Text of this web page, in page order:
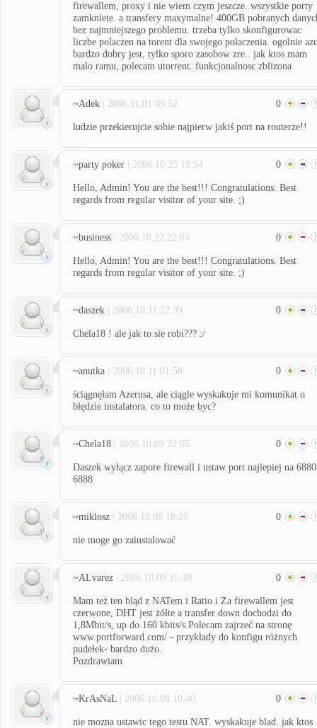
firewallem, proxy i nie wiem czym jeszcze..wszystkie porty
zamkniete. a transfery maxymalne! 400GB pobranych
bez najmniejszego problemu. trzeba tylko skonfigurowac
liczbe polaczen na torent dla swojego polaczenia. ogolnie
bardzo dobry jest, tylko sporo zasobow zre.. jak ktos mam
malo ramu, polecam utorrent. funkcjonalnosc zblizona
~Adek | 2006.11.01 09:52 0
ludzie przekierujcie sobie najpierw jakiś port na routerze!!
~party poker | 2006.10.25 19:54 0
Hello, Admin! You are the best!!! Congratulations. Best
regards from regular visitor of your site. ;)
~business | 2006.10.22 22:03 0
Hello, Admin! You are the best!!! Congratulations. Best
regards from regular visitor of your site. ;)
~daszek | 2006.10.11 22:39 0
Chela18 ! ale jak to sie robi??? :/
~anutka | 2006.10.11 01:58 0
ściągnęłam Azerusa, ale ciągle wyskakuje mi komunikat o
błędzie instalatora. co to może byc?
~Chela18 | 2006.10.09 22:05 0
Daszek wyłącz zapore firewall i ustaw port najlepiej na
6888
~miklosz | 2006.10.09 18:25 0
nie moge go zainstalować
~ALvarez | 2006.10.09 15:49 0
Mam też ten bląd z NATem i Ratio i Za firewallem jest
czerwone, DHT jest żółte a transfer down dochodzi do
1,8Mbit/s, up do 160 kbits/s.Polecam zajrzeć na stronę
www.portforward.com/ - przykłady do konfigu różnych
pudełek- bardzo dużo.
Pozdrawiam
~KrAsNaL | 2006.10.08 10:40 0
nie mozna ustawic tego testu NAT. wyskakuje blad. jak ktos